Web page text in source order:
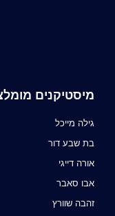
מיסטיקנים
גילה מייכל
בת שבע דור
אורה דייגי
אבו סאבר
זהבה שוורץ